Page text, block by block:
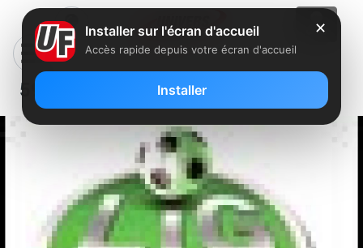
598 – LIG TV
✕
Installer sur l'écran d'accueil
Accès rapide depuis votre écran d'accueil
Installer